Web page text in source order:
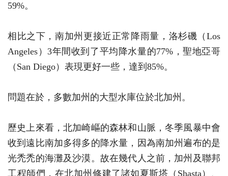
59%。
相比之下，南加州更接近正常降雨量，洛杉磯（Los
Angeles）3年間收到了平均降水量的77%，聖地亞哥
（San Diego）表現更好一些，達到85%。
問題在於，多數加州的大型水庫位於北加州。
歷史上來看，北加崎嶇的森林和山脈，冬季風暴中會
收到遠比南加多得多的降水量，因為南加州遍布的是
光禿禿的海灘及沙漠。故在幾代人之前，加州及聯邦
工程師們，在北加州修建了諸如夏斯塔（Shasta）、